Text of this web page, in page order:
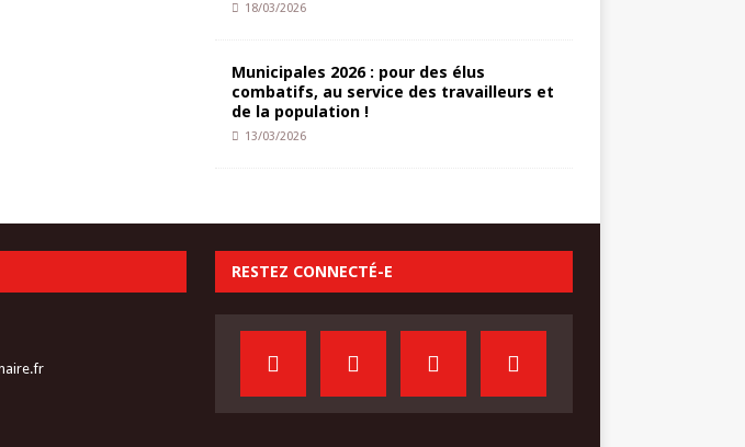
18/03/2026
Municipales 2026 : pour des élus
combatifs, au service des travailleurs et
de la population !
13/03/2026
RESTEZ CONNECTÉ-E